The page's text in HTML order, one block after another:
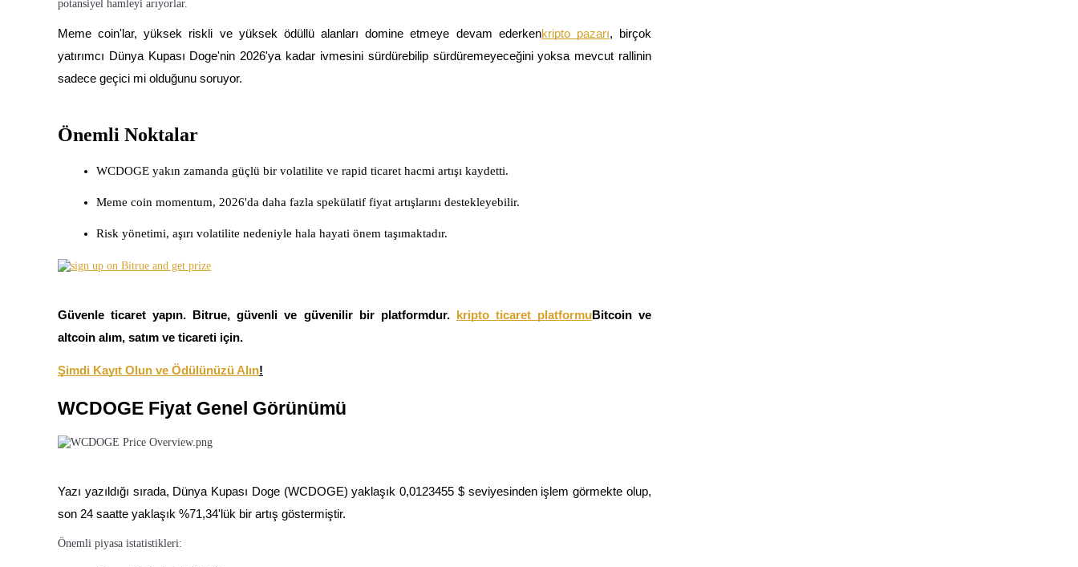
COIN-M Vadeli İşlemleri
USDC'yi teminat olarak kullanan vadeli işlemler
Kopya Ticaret
potansiyel hamleyi arıyorlar.
Meme coin'lar, yüksek riskli ve yüksek ödüllü alanları domine etmeye devam ederkenkripto pazarı, birçok
yatırımcı Dünya Kupası Doge'nin 2026'ya kadar ivmesini sürdürebilip sürdüremeyeceğini yoksa mevcut rallinin
sadece geçici mi olduğunu soruyor.
Önemli Noktalar
WCDOGE yakın zamanda güçlü bir volatilite ve rapid ticaret hacmi artışı kaydetti.
Meme coin momentum, 2026'da daha fazla spekülatif fiyat artışlarını destekleyebilir.
Risk yönetimi, aşırı volatilite nedeniyle hala hayati önem taşımaktadır.
Güvenle ticaret yapın. Bitrue, güvenli ve güvenilir bir platformdur. kripto ticaret platformuBitcoin ve
altcoin alım, satım ve ticareti için.
Şimdi Kayıt Olun ve Ödülünüzü Alın!
WCDOGE Fiyat Genel Görünümü
Yazı yazıldığı sırada, Dünya Kupası Doge (WCDOGE) yaklaşık 0,0123455 $ seviyesinden işlem görmekte olup,
son 24 saatte yaklaşık %71,34'lük bir artış göstermiştir.
Önemli piyasa istatistikleri: